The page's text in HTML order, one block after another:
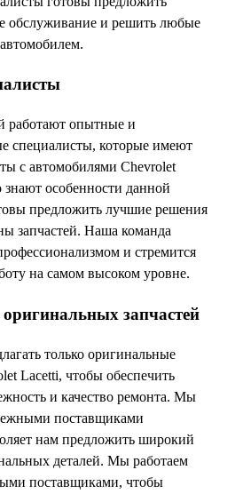
обслуживание и решить любые
работают опытные и
специалисты, которые имеют
с автомобилями Chevrolet
особенности данной
предложить лучшие решения
запчастей. Наша команда
и стремится
на самом высоком уровне.
запчастей
только оригинальные
Lacetti, чтобы обеспечить
и качество ремонта. Мы
поставщиками
нам предложить широкий
деталей. Мы работаем
поставщиками, чтобы